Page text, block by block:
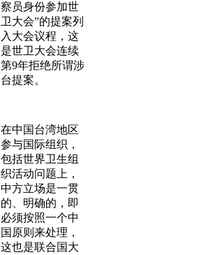
察员身份参加世
卫大会”的提案列
入大会议程，这
是世卫大会连续
第9年拒绝所谓涉
台提案。
在中国台湾地区
参与国际组织，
包括世界卫生组
织活动问题上，
中方立场是一贯
的、明确的，即
必须按照一个中
国原则来处理，
这也是联合国大